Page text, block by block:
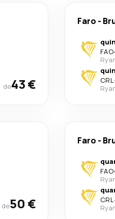
de43 €
Faro -
FAO
CRL
de50 €
Faro -
FAO
CRL